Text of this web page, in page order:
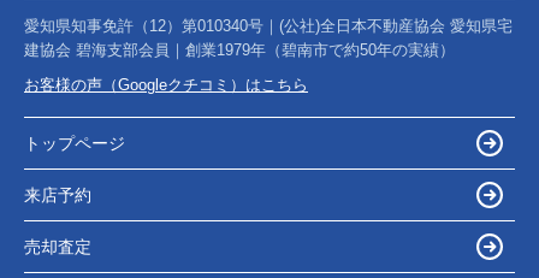
愛知県知事免許（12）第010340号｜(公社)全日本不動産協会 愛知県宅
建協会 碧海支部会員｜創業1979年（碧南市で約50年の実績）
お客様の声（Googleクチコミ）はこちら
トップページ
来店予約
売却査定